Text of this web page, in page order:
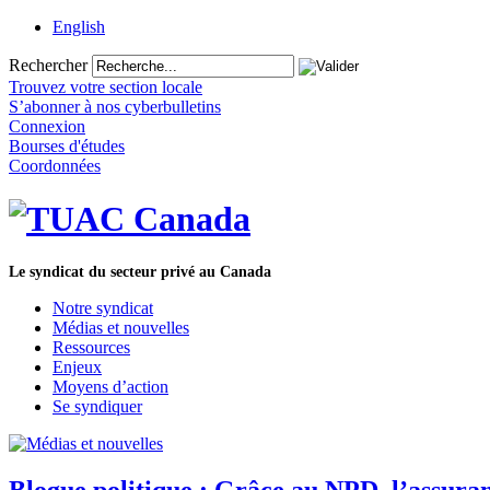
English
Rechercher
Trouvez votre section locale
S’abonner à nos cyberbulletins
Connexion
Bourses d'études
Coordonnées
Le syndicat du secteur privé au Canada
Notre syndicat
Médias et nouvelles
Ressources
Enjeux
Moyens d’action
Se syndiquer